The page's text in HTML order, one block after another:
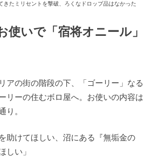
きたミリセントを撃破、ろくなドロップ品はなかった
使いで「宿将オニール」
アの街の階段の下、「ゴーリー」なる
リーの住むボロ屋へ。お使いの内容は
り。
助けてほしい、沼にある『無垢金の
しい」